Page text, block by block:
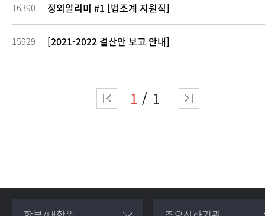
16390 정외알리미 #1 [법조계 지원직]
15929 [2021-2022 결산안 보고 안내]
1 1